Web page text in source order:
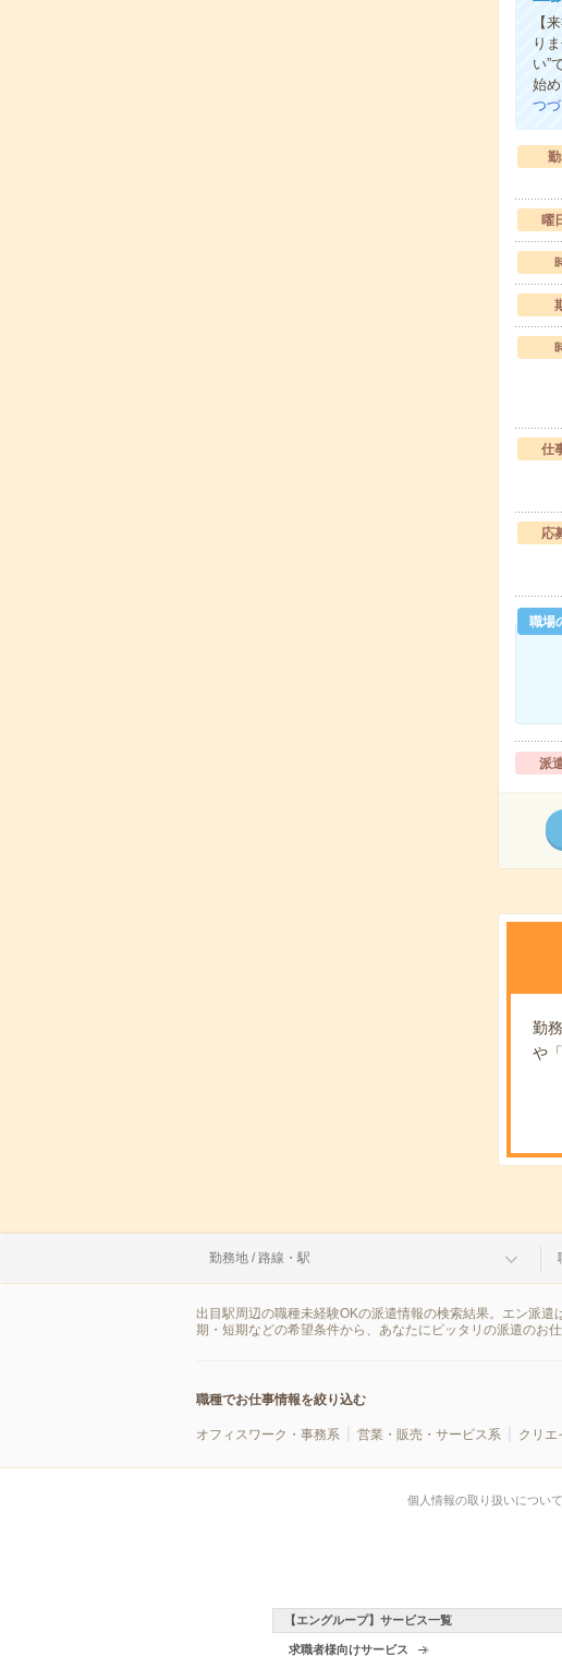
【
り
い”
始
つ
曜
仕
応
職場
派
勤
や
勤務地 / 路線・駅
出目駅周辺の職種未経験OKの派遣情報の検索結果。エン派
期・短期などの希望条件から、あなたにピッタリの派遣のお仕
職種でお仕事情報を絞り込む
オフィスワーク・事務系 営業・販売・サービス系 クリエ
個人情報の取り扱いについて
【エングループ】サービス一覧
求職者様向けサービス